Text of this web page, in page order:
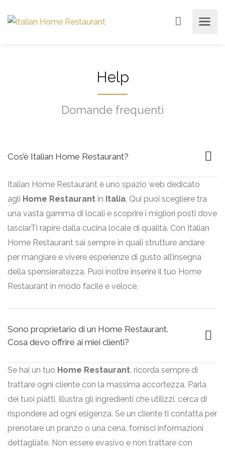
Help
Domande frequenti
Cos’è Italian Home Restaurant?
Italian Home Restaurant è uno spazio web dedicato
agli Home Restaurant in Italia. Qui puoi scegliere tra
una vasta gamma di locali e scoprire i migliori posti dove
lasciarTi rapire dalla cucina locale di qualità. Con Italian
Home Restaurant sai sempre in quali strutture andare
per mangiare e vivere esperienze di gusto all’insegna
della spensieratezza. Puoi inoltre inserire il tuo Home
Restaurant in modo facile e veloce.
Sono proprietario di un Home Restaurant.
Cosa devo offrire ai miei clienti?
Se hai un tuo Home Restaurant, ricorda sempre di
trattare ogni cliente con la massima accortezza. Parla
dei tuoi piatti, illustra gli ingredienti che utilizzi, cerca di
rispondere ad ogni esigenza. Se un cliente ti contatta per
prenotare un pranzo o una cena, fornisci informazioni
dettagliate. Non essere evasivo e non trattare con